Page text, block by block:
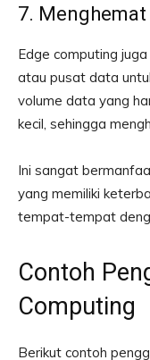
7.
Edge computing
atau pusat data
volume data yang
kecil, sehingga
Ini sangat
yang memiliki
tempat-tempat
Contoh
Computing
Berikut contoh